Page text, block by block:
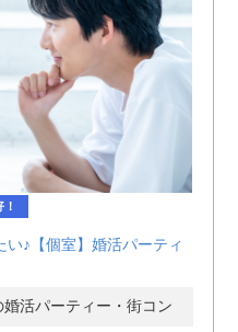
い♪【個室】婚活パーティ
活パーティー・街コン